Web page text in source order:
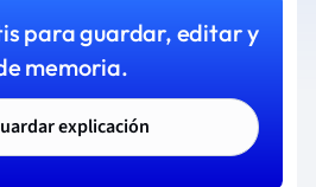
para guardar, editar y
memoria.
explicación